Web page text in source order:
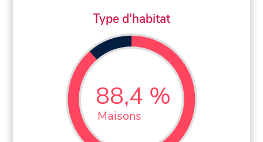
Type d'habitat
88,4 %
Maisons